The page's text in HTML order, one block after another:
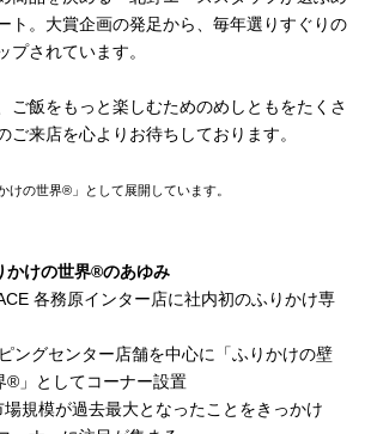
ト。大賞企画の発足から、毎年選りすぐりの
プされています。
ご飯をもっと楽しむためのめしともをたくさ
ご来店を心よりお待ちしております。
けの世界®」として展開しています。
かけの世界®のあゆみ
各務原インター店に社内初のふりかけ専
ングセンター店舗を中心に「ふりかけの壁
®」としてコーナー設置
規模が過去最大となったことをきっかけ